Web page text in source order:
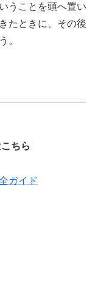
うことを頭へ置い
たときに、 その後
。
ちら
ガイド